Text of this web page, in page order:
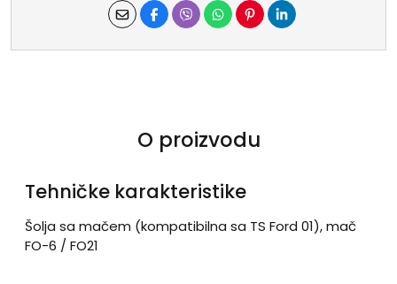
O proizvodu
Tehničke karakteristike
Šolja sa mačem (kompatibilna sa TS Ford 01), mač
FO-6 / FO21